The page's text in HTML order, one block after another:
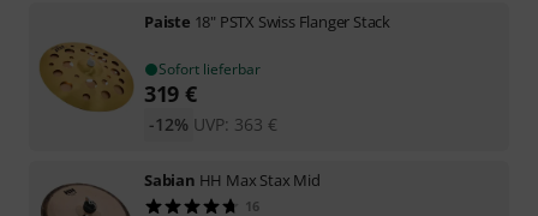
Paiste 18" PSTX Swiss Flanger Stack
Sofort lieferbar
319 €
UVP: 363 €
-12%
Sabian HH Max Stax Mid
16